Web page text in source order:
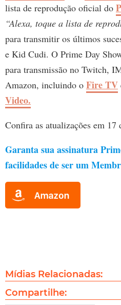
lista de reprodução oficial do
“Alexa, toque a lista de
para transmitir os últimos
e Kid Cudi. O Prime Day
para transmissão no Twitch,
Amazon, incluindo o Fire TV
Video.
Confira as atualizações em
Garanta sua assinatura
facilidades de ser um
Mídias Relacionadas:
Compartilhe: